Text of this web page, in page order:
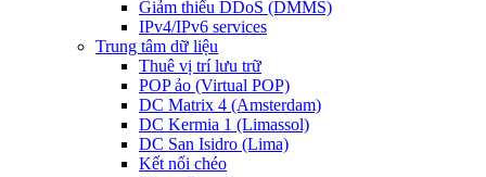
Giảm thiểu DDoS (DMMS)
IPv4/IPv6 services
Trung tâm dữ liệu
Thuê vị trí lưu trữ
POP ảo (Virtual POP)
DC Matrix 4 (Amsterdam)
DC Kermia 1 (Limassol)
DC San Isidro (Lima)
Kết nối chéo